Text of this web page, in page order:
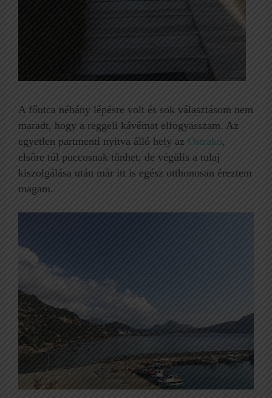
A főutca néhány lépésre volt és sok választásom nem
maradt, hogy a reggeli kávémat elfogyasszam. Az
egyetlen partmenti nyitva álló hely az Ostrako,
elsőre túl puccosnak tűnhet, de végülis a tulaj
kiszolgálása után már itt is egész otthonosan éreztem
magam.